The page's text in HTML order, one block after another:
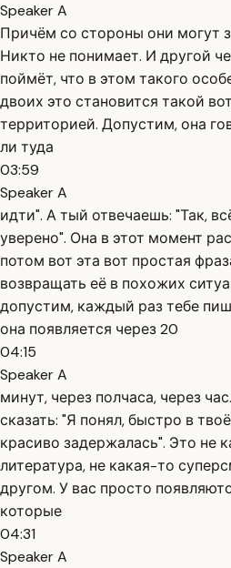
Speaker A
Причём со стороны они могут
Никто не понимает. И другой
поймёт, что в этом такого
двоих это становится такой
территорией. Допустим, она
ли туда
03:59
Speaker A
идти". А тый отвечаешь: "Так,
уверено". Она в этот момент
потом вот эта вот простая
возвращать её в похожих
допустим, каждый раз тебе
она появляется через 20
04:15
Speaker A
минут, через полчаса, через
сказать: "Я понял, быстро в
красиво задержалась". Это не
литература, не какая-то
другом. У вас просто
которые
04:31
Speaker A